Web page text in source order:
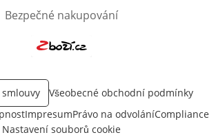
Bezpečné nakupování
Všeobecné obchodní podmínky
ImpresumPrávo na odvoláníCompliance
Nastavení souborů cookie